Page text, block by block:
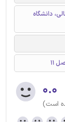
دانشگاه
11
۰.۰
است)